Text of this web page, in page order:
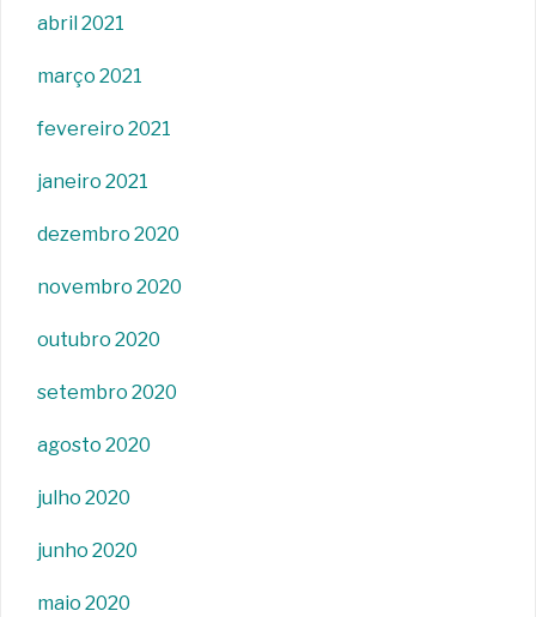
abril 2021
março 2021
fevereiro 2021
janeiro 2021
dezembro 2020
novembro 2020
outubro 2020
setembro 2020
agosto 2020
julho 2020
junho 2020
maio 2020